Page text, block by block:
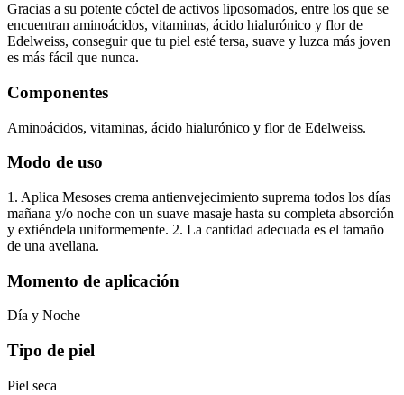
Gracias a su potente cóctel de activos liposomados, entre los que se
encuentran aminoácidos, vitaminas, ácido hialurónico y flor de
Edelweiss, conseguir que tu piel esté tersa, suave y luzca más joven
es más fácil que nunca.
Componentes
Aminoácidos, vitaminas, ácido hialurónico y flor de Edelweiss.
Modo de uso
1. Aplica Mesoses crema antienvejecimiento suprema todos los días
mañana y/o noche con un suave masaje hasta su completa absorción
y extiéndela uniformemente. 2. La cantidad adecuada es el tamaño
de una avellana.
Momento de aplicación
Día y Noche
Tipo de piel
Piel seca